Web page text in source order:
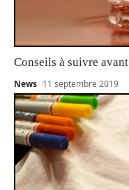
Conseils à suivre
News 11 septembre 2019